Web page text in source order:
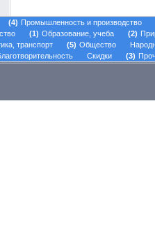
4
Промышленность и производство
1 Образование, учеба 2
транспорт 5 Общество
Скидки 3